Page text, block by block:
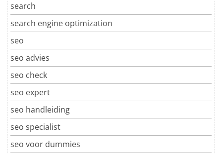
search
search engine optimization
seo
seo advies
seo check
seo expert
seo handleiding
seo specialist
seo voor dummies